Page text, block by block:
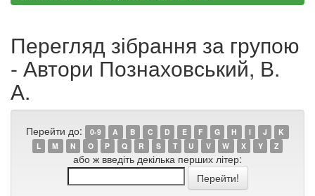
Перегляд зібрання за групою
- Автори Познаховський, В.
А.
Перейти до: 0-9 A B C D E F G H I J
K
L
M N O P Q R S T U V W X Y Z
або ж введіть декілька перших літер: